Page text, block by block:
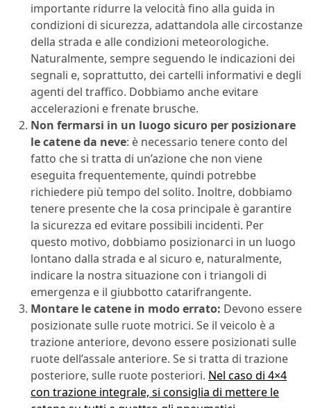
importante ridurre la velocità fino alla guida in
condizioni di sicurezza, adattandola alle circostanze
della strada e alle condizioni meteorologiche.
Naturalmente, sempre seguendo le indicazioni dei
segnali e, soprattutto, dei cartelli informativi e degli
agenti del traffico. Dobbiamo anche evitare
accelerazioni e frenate brusche.
Non fermarsi in un luogo sicuro per posizionare
le catene da neve: è necessario tenere conto del
fatto che si tratta di un’azione che non viene
eseguita frequentemente, quindi potrebbe
richiedere più tempo del solito. Inoltre, dobbiamo
tenere presente che la cosa principale è garantire
la sicurezza ed evitare possibili incidenti. Per
questo motivo, dobbiamo posizionarci in un luogo
lontano dalla strada e al sicuro e, naturalmente,
indicare la nostra situazione con i triangoli di
emergenza e il giubbotto catarifrangente.
Montare le catene in modo errato: Devono essere
posizionate sulle ruote motrici. Se il veicolo è a
trazione anteriore, devono essere posizionati sulle
ruote dell’assale anteriore. Se si tratta di trazione
posteriore, sulle ruote posteriori. Nel caso di 4×4
con trazione integrale, si consiglia di mettere le